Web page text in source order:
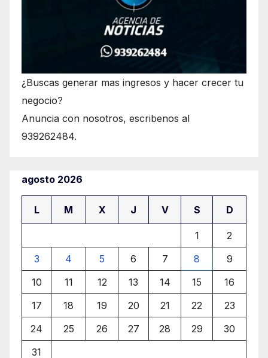
¿Buscas generar mas ingresos y hacer crecer tu
negocio?
Anuncia con nosotros, escribenos al
939262484.
agosto 2026
L M X J V S D
1
2
3
4 5 6 7 8
9
10
11 12 13 14 15
16
17
18 19 20 21 22
23
24
25 26 27 28 29
30
31